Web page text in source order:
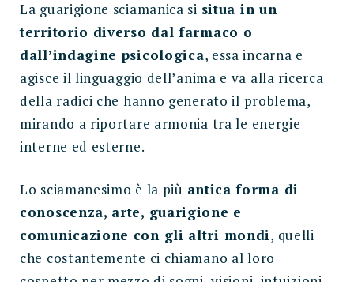
La guarigione sciamanica si situa in un
territorio diverso dal farmaco o
dall’indagine psicologica, essa incarna e
agisce il linguaggio dell’anima e va alla ricerca
della radici che hanno generato il problema,
mirando a riportare armonia tra le energie
interne ed esterne.
Lo sciamanesimo è la più antica forma di
conoscenza, arte, guarigione e
comunicazione con gli altri mondi, quelli
che costantemente ci chiamano al loro